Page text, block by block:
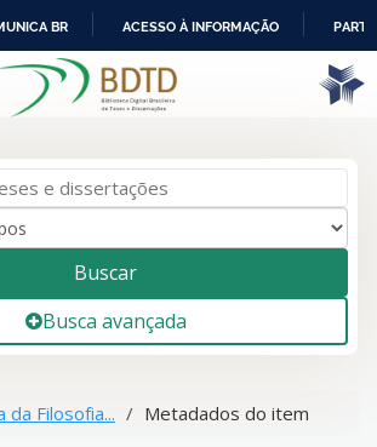
IR
PARA
BR ACESSO À INFORMAÇÃO
Buscar
Busca avançada
da Filosofia... Metadados do item